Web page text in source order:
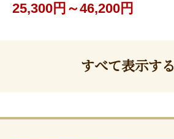
25,300円～46,200円
すべて表示する